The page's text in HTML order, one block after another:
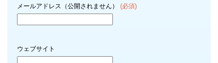
メールアドレス（公開されません） (必須)
ウェブサイト